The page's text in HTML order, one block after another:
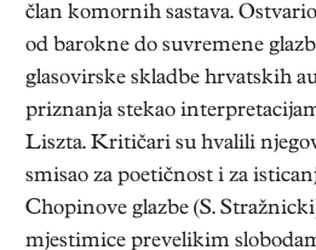
član komornih sastava.
od barokne do suvremene
glasovirske skladbe hrvatskih
priznanja stekao
Liszta. Kritičari su hvalili
smisao za poetičnost i za
Chopinove glazbe (S.
mjestimice prevelikim